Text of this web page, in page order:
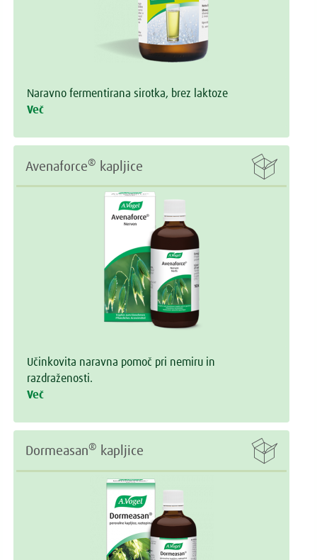
Naravno fermentirana sirotka, brez laktoze
Več

Avenaforce® kapljice
Učinkovita naravna pomoč pri nemiru in
razdraženosti.
Več

Dormeasan® kapljice